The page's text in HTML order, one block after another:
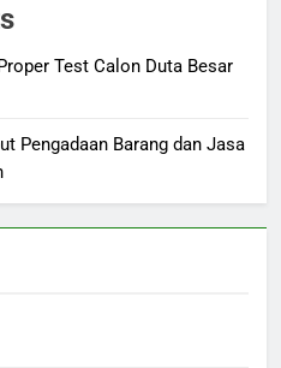
Test Calon Duta Besar
Pengadaan Barang dan Jasa